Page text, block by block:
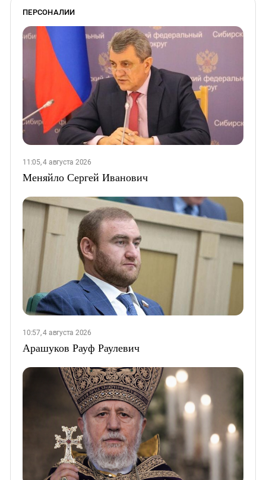
ПЕРСОНАЛИИ
11:05, 4 августа 2026
Меняйло Сергей Иванович
10:57, 4 августа 2026
Арашуков Рауф Раулевич